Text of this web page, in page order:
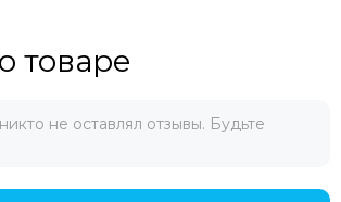
товаре
не оставлял отзывы. Будьте